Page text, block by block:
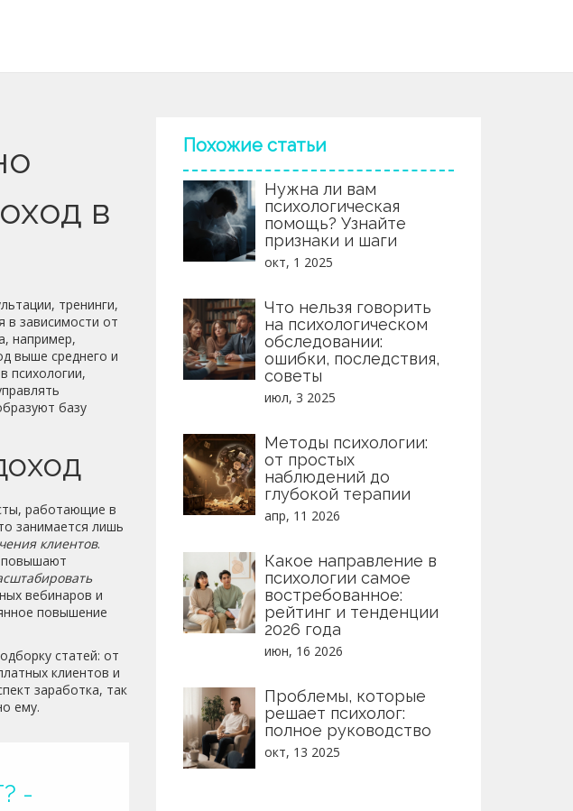
в
тренинги,
в зависимости от
, например,
выше среднего и
психологии,
базу
работающие в
занимается лишь
клиентов.
повышают
вебинаров и
повышение
статей: от
клиентов и
заработка, так
ему.
-
Похожие статьи
Нужна ли вам
психологическая
помощь? Узнайте
признаки и шаги
окт, 1 2025
Что нельзя говорить
на психологическом
обследовании:
ошибки, последствия,
советы
июл, 3 2025
Методы психологии:
от простых
наблюдений до
глубокой терапии
апр, 11 2026
Какое направление в
психологии самое
востребованное:
рейтинг и тенденции
2026 года
июн, 16 2026
Проблемы, которые
решает психолог:
полное руководство
окт, 13 2025